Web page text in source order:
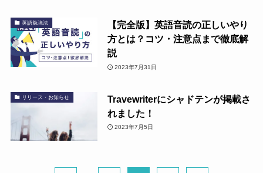
英語勉強法
【完全版】英語音読の正しいやり
方とは？コツ・注意点まで徹底解
説
2023年7月31日
リリース・お知らせ
Travewriterにシャドテンが掲載さ
れました！
2023年7月5日